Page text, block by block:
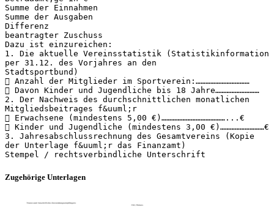
Summe der Einnahmen
Summe der Ausgaben
Differenz
beantragter Zuschuss
Dazu ist einzureichen:
1. Die aktuelle Vereinsstatistik (Statistikinformation
per 31.12. des Vorjahres an den
Stadtsportbund)
 Anzahl der Mitglieder im Sportverein:……………………………
 Davon Kinder und Jugendliche bis 18 Jahre………………………
2. Der Nachweis des durchschnittlichen monatlichen
Mitgliedsbeitrages f&uuml;r
 Erwachsene (mindestens 5,00 €)…………………………………...€
 Kinder und Jugendliche (mindestens 3,00 €)………………………€
3. Jahresabschlussrechnung des Gesamtvereins (Kopie
der Unterlage f&uuml;r das Finanzamt)
Zugehörige Unterlagen